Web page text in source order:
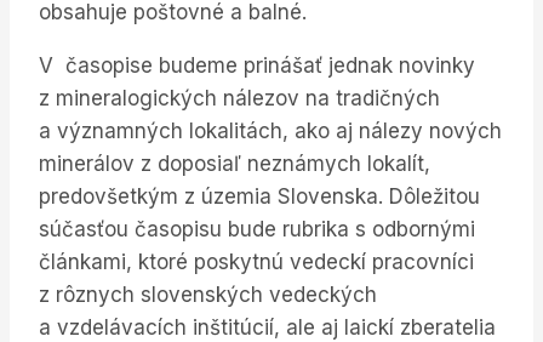
obsahuje poštovné a balné.
V časopise budeme prinášať jednak novinky
z mineralogických nálezov na tradičných
a významných lokalitách, ako aj nálezy nových
minerálov z doposiaľ neznámych lokalít,
predovšetkým z územia Slovenska. Dôležitou
súčasťou časopisu bude rubrika s odbornými
článkami, ktoré poskytnú vedeckí pracovníci
z rôznych slovenských vedeckých
a vzdelávacích inštitúcií, ale aj laickí zberatelia